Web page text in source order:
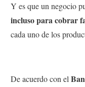
Y es que un negocio
incluso para cobrar
cada uno de los
De acuerdo con el